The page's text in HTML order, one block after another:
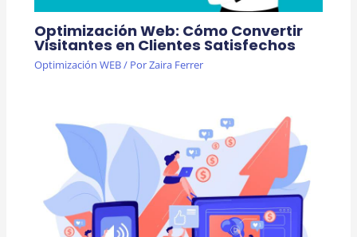
Optimización Web: Cómo Convertir
Visitantes en Clientes Satisfechos
Optimización WEB/ PorZaira Ferrer